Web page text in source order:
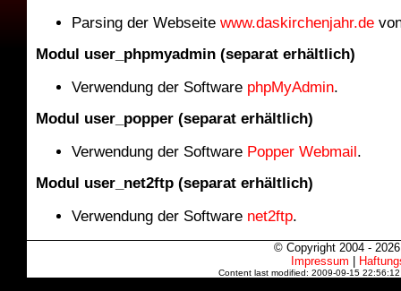
Parsing der Webseite www.daskirchenjahr.de
Modul user_phpmyadmin (separat erhältlich)
Verwendung der Software phpMyAdmin.
Modul user_popper (separat erhältlich)
Verwendung der Software Popper Webmail.
Modul user_net2ftp (separat erhältlich)
Verwendung der Software net2ftp.
© Copyright 2004 -
Impressum
Content last modified: 2009-09-15